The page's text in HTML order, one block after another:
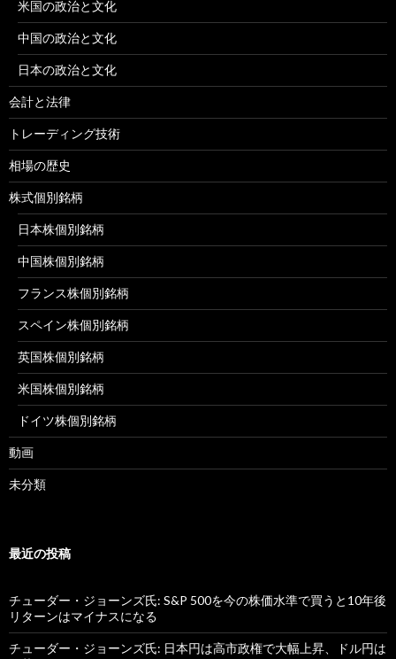
米国の政治と文化
中国の政治と文化
日本の政治と文化
会計と法律
トレーディング技術
相場の歴史
株式個別銘柄
日本株個別銘柄
中国株個別銘柄
フランス株個別銘柄
スペイン株個別銘柄
英国株個別銘柄
米国株個別銘柄
ドイツ株個別銘柄
動画
未分類
最近の投稿
チューダー・ジョーンズ氏: S&P 500を今の株価水準で買うと10年後
リターンはマイナスになる
チューダー・ジョーンズ氏: 日本円は高市政権で大幅上昇、ドル円は